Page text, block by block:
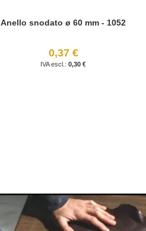
Anello snodato ø 60 mm - 1052
0,37 €
0,30 €